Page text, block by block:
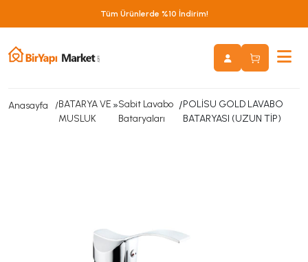
Tüm Ürünlerde %10 İndirim!
Anasayfa
BATARYA VE
MUSLUK
»Sabit Lavabo
Bataryaları
/POLİSU GOLD LAVABO
BATARYASI (UZUN TİP)